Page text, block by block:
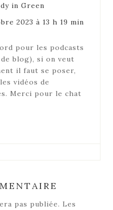
in Green
2023 à 13 h 19 min
pour les podcasts
blog), si on veut
il faut se poser,
vidéos de
Merci pour le chat
pas publiée. Les